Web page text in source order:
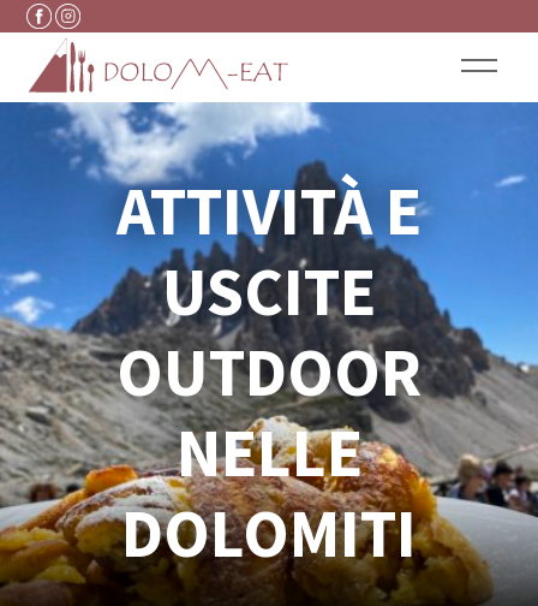
Vai al contenuto
ATTIVITÀ E
USCITE
OUTDOOR
NELLE
DOLOMITI